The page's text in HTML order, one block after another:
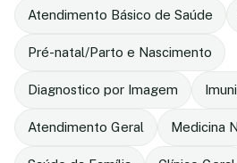
Atendimento Básico de Saúde
Pré-natal/Parto e Nascimento
Diagnostico por Imagem
Atendimento Geral Medicina